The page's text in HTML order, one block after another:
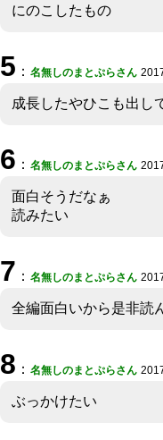
にのこしたもの
5 ： 名無しのまとぷらさん
成長したやひこも出し
6 ： 名無しのまとぷらさん
面白そうだなぁ
読みたい
7 ： 名無しのまとぷらさん
全編面白いから是非読
8 ： 名無しのまとぷらさん
ぶっかけたい